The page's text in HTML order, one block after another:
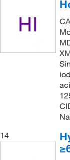
14